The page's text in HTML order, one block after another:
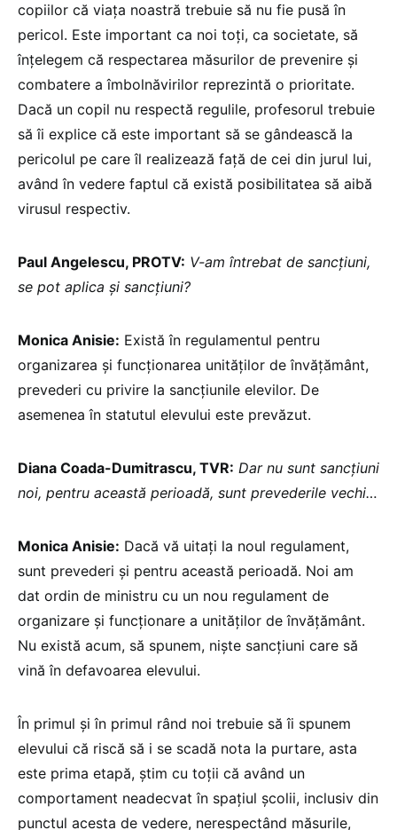
copiilor că viața noastră trebuie să nu fie pusă în
pericol. Este important ca noi toți, ca societate, să
înțelegem că respectarea măsurilor de prevenire și
combatere a îmbolnăvirilor reprezintă o prioritate.
Dacă un copil nu respectă regulile, profesorul trebuie
să îi explice că este important să se gândească la
pericolul pe care îl realizează față de cei din jurul lui,
având în vedere faptul că există posibilitatea să aibă
virusul respectiv.
Paul Angelescu, PROTV: V-am întrebat de sancțiuni,
se pot aplica și sancțiuni?
Monica Anisie: Există în regulamentul pentru
organizarea și funcționarea unităților de învățământ,
prevederi cu privire la sancțiunile elevilor. De
asemenea în statutul elevului este prevăzut.
Diana Coada-Dumitrascu, TVR: Dar nu sunt sancțiuni
noi, pentru această perioadă, sunt prevederile vechi…
Monica Anisie: Dacă vă uitați la noul regulament,
sunt prevederi și pentru această perioadă. Noi am
dat ordin de ministru cu un nou regulament de
organizare și funcționare a unităților de învățământ.
Nu există acum, să spunem, niște sancțiuni care să
vină în defavoarea elevului.
În primul și în primul rând noi trebuie să îi spunem
elevului că riscă să i se scadă nota la purtare, asta
este prima etapă, știm cu toții că având un
comportament neadecvat în spațiul școlii, inclusiv din
punctul acesta de vedere, nerespectând măsurile,